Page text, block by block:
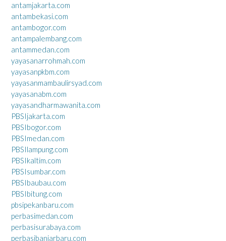
antamjakarta.com
antambekasi.com
antambogor.com
antampalembang.com
antammedan.com
yayasanarrohmah.com
yayasanpkbm.com
yayasanmambaulirsyad.com
yayasanabm.com
yayasandharmawanita.com
PBSIjakarta.com
PBSIbogor.com
PBSImedan.com
PBSIlampung.com
PBSIkaltim.com
PBSIsumbar.com
PBSIbaubau.com
PBSIbitung.com
pbsipekanbaru.com
perbasimedan.com
perbasisurabaya.com
perbasibanjarbaru.com